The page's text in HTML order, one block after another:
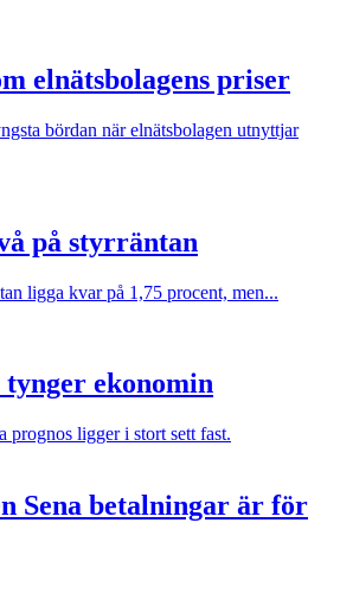
elnätsbolagens priser
bördan när elnätsbolagen utnyttjar
på styrräntan
ligga kvar på 1,75 procent, men...
ekonomin
prognos ligger i stort sett fast.
Sena betalningar är för